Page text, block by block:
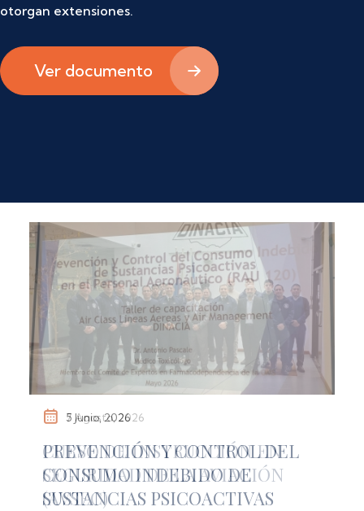
otorgan extensiones.
Ver documento
5 Junio, 2026
PREVENCIÓN Y CONTROL DEL
CONSUMO INDEBIDO DE
SUSTANCIAS PSICOACTIVAS